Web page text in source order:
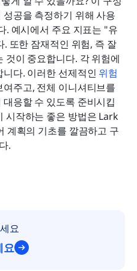
공을 측정하기 위해 사용
. 예시에서 주요 지표는 "유
또한 잠재적인 위험, 즉 잘
것이 중요합니다. 각 위험에
다. 이러한 선제적인 위험
주고, 전체 이니셔티브를
응할 수 있도록 준비시킵
시작하는 좋은 방법은 Lark
계획의 기초를 깔끔하고 구
.
요
요